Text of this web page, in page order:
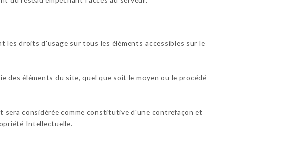
droits d'usage sur tous les éléments accessibles sur le
éléments du site, quel que soit le moyen ou le procédé
considérée comme constitutive d'une contrefaçon et
Intellectuelle.